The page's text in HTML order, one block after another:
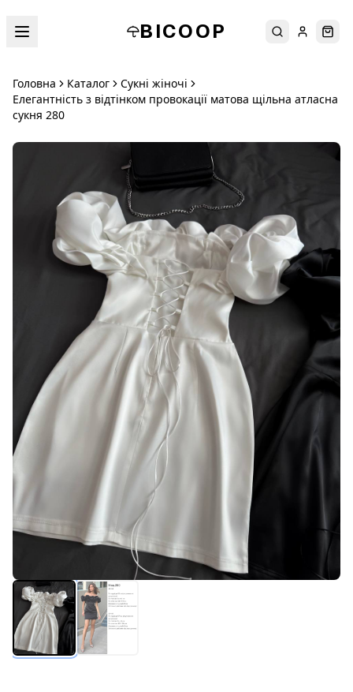
BICOOP ПошукУвійти
Головна Каталог
Сукні жіночі
Елегантність з відтінком провокації матова щільна атласна
сукня 280